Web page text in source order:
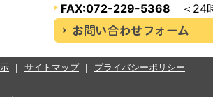
FAX:072-229-5368 ＜24
サイトマップ プライバシーポリシー